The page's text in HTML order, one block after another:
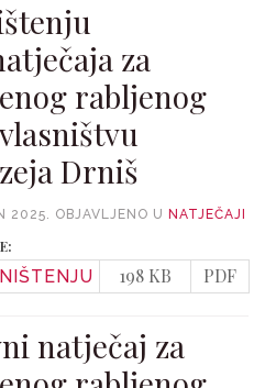
za
rabljenog
Drniš
2025. OBJAVLJENO U NATJEČAJI
198 KB PDF
natječaj za